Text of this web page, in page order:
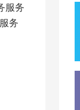
服务
务